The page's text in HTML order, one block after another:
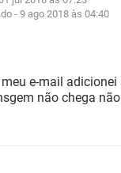
GMAIL
EXCEL
WHATSAPP
GMAIL
EXCEL
-9 ago 2018 às 04:40
e-mail adicionei
não chega